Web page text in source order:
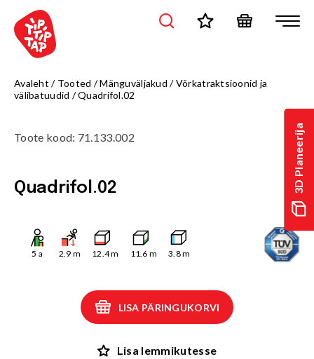
3D Planeerija
Avaleht / Tooted /Mänguväljakud /Võrkatraktsioonid ja
välibatuudid /Quadrifol.02
Toote kood: 71.133.002
Quadrifol.02
5 a 2.9 m 12.4m 11.6 m 3.8m
LISA PÄRINGUKORVI
Lisa lemmikutesse